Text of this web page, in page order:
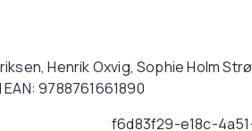
Henrik Oxvig, Sophie Holm
9788761661890
f6d83f29-e18c-